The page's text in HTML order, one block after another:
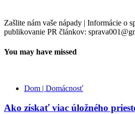
Zašlite nám vaše nápady | Informácie o
publikovanie PR článkov:
You may have missed
Dom | Domácnosť
Ako získať viac úložného